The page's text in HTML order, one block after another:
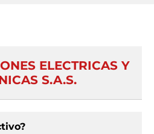
ELECTRICAS Y
S.A.S.